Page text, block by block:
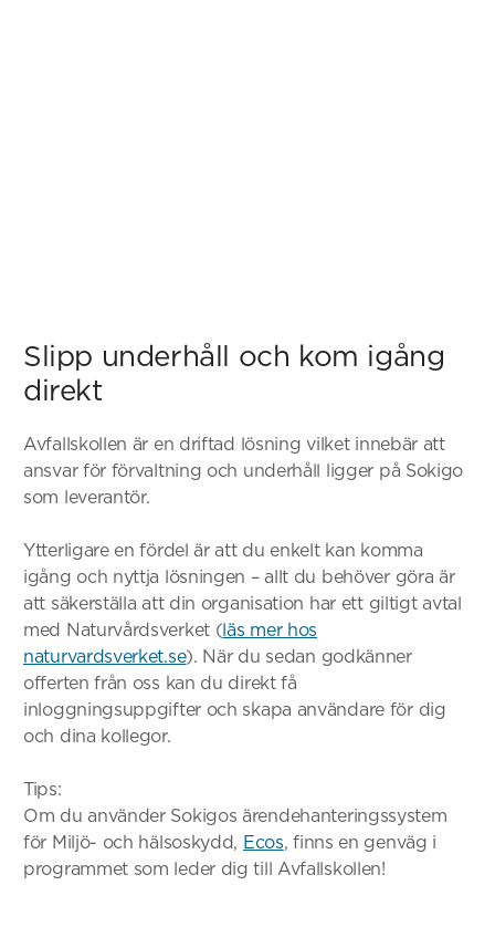
Slipp underhåll och kom igång
direkt
Avfallskollen är en driftad lösning vilket innebär att
ansvar för förvaltning och underhåll ligger på Sokigo
som leverantör.
Ytterligare en fördel är att du enkelt kan komma
igång och nyttja lösningen – allt du behöver göra är
att säkerställa att din organisation har ett giltigt avtal
med Naturvårdsverket (läs mer hos
naturvardsverket.se). När du sedan godkänner
offerten från oss kan du direkt få
inloggningsuppgifter och skapa användare för dig
och dina kollegor.
Tips:
Om du använder Sokigos ärendehanteringssystem
för Miljö- och hälsoskydd, Ecos, finns en genväg i
programmet som leder dig till Avfallskollen!